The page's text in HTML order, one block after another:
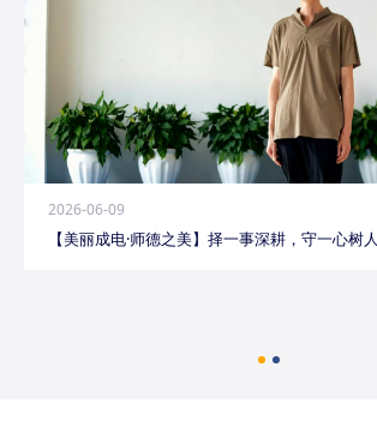
2026-06-09
【美丽成电·师德之美】择一事深耕，守一心树人